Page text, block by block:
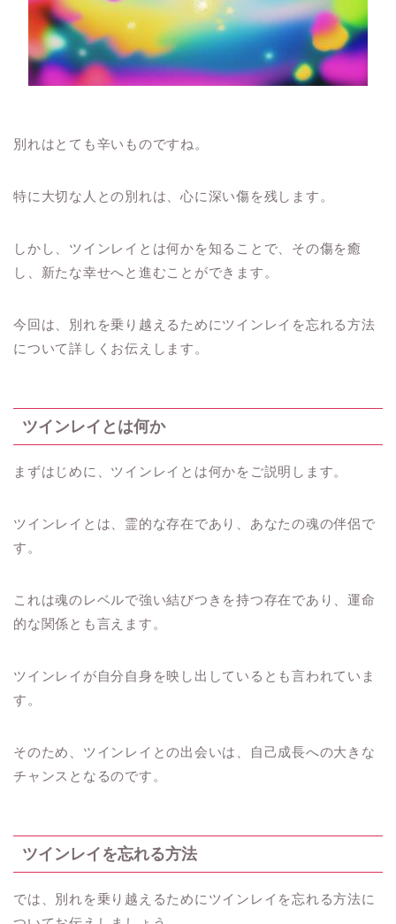
別れはとても辛いものですね。
特に大切な人との別れは、心に深い傷を残します。
しかし、ツインレイとは何かを知ることで、その傷を癒
し、新たな幸せへと進むことができます。
今回は、別れを乗り越えるためにツインレイを忘れる方法
について詳しくお伝えします。
ツインレイとは何か
まずはじめに、ツインレイとは何かをご説明します。
ツインレイとは、霊的な存在であり、あなたの魂の伴侶で
す。
これは魂のレベルで強い結びつきを持つ存在であり、運命
的な関係とも言えます。
ツインレイが自分自身を映し出しているとも言われていま
す。
そのため、ツインレイとの出会いは、自己成長への大きな
チャンスとなるのです。
ツインレイを忘れる方法
では、別れを乗り越えるためにツインレイを忘れる方法に